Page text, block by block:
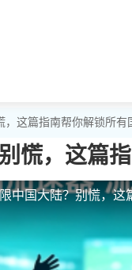
这篇指南帮你解锁所有
慌，这篇
中国大陆？别慌，